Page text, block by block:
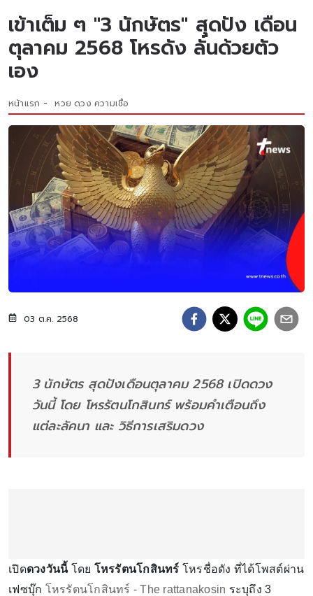
เข้าเต็ม ๆ "3 นักษัตร" สุดปัง เดือน
ตุลาคม 2568 โหรดัง ลั่นด้วยตัว
เอง
หน้าแรก หวย ดวง ความเชื่อ
03 ต.ค. 2568
3 นักษัตร สุดปังเดือนตุลาคม 2568 เปิดดวง
วันนี้ โดย โหรรัตนโกสินทร์ พร้อมคำเตือนถึง
แต่ละลัคนา และ วิธีการเสริมดวง
เปิดดวงวันนี้โดย โหรรัตนโกสินทร์ โหรชื่อดัง ที่ได้โพสต์ผ่าน
เฟซบุ๊ก โหรรัตนโกสินทร์ - The rattanakosin ระบุถึง 3